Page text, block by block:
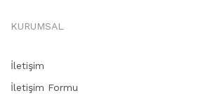
KURUMSAL
İletişim
İletişim Formu